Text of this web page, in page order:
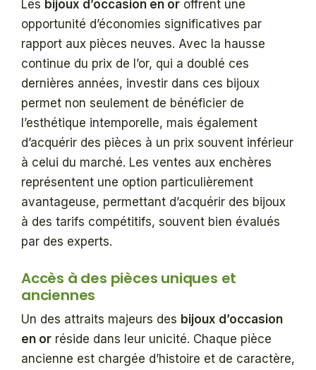
Les bijoux d’occasion en or offrent une
opportunité d’économies significatives par
rapport aux pièces neuves. Avec la hausse
continue du prix de l’or, qui a doublé ces
dernières années, investir dans ces bijoux
permet non seulement de bénéficier de
l’esthétique intemporelle, mais également
d’acquérir des pièces à un prix souvent inférieur
à celui du marché. Les ventes aux enchères
représentent une option particulièrement
avantageuse, permettant d’acquérir des bijoux
à des tarifs compétitifs, souvent bien évalués
par des experts.
Accès à des pièces uniques et
anciennes
Un des attraits majeurs des bijoux d’occasion
en or réside dans leur unicité. Chaque pièce
ancienne est chargée d’histoire et de caractère,